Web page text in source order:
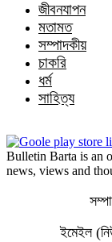
জীবনযাপন
মতামত
সম্পাদকীয়
চাকরি
ধর্ম
সাহিত্য
Bulletin Barta is an
news, views and
ইমেইল